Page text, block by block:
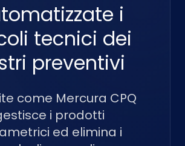
i
tecnici dei
preventivi
come Mercura CPQ
i prodotti
ed elimina i